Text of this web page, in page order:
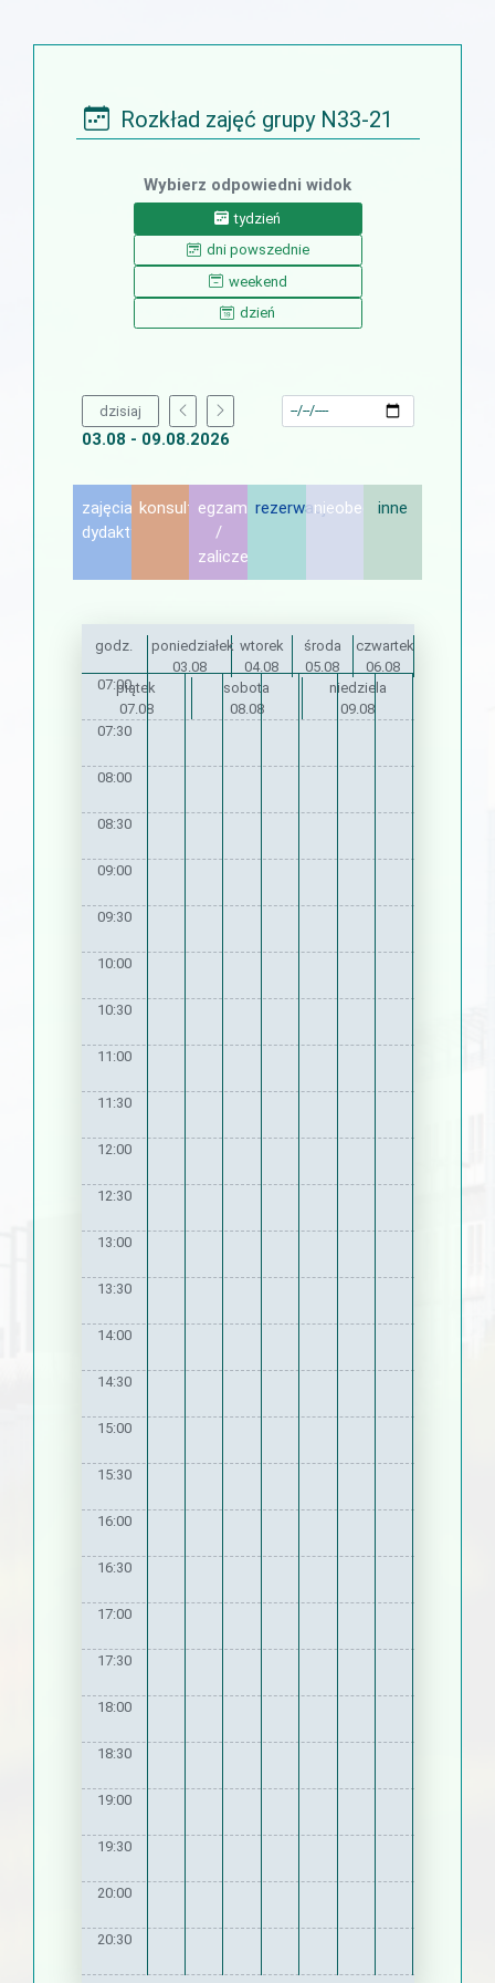
Rozkład zajęć grupy N33-21
Wybierz odpowiedni widok
tydzień
dni powszednie
weekend
dzień
dzisiaj
03.08 - 09.08.2026
zajęcia
dydaktyczne
konsultacjeegzamin
/
zaliczenie
rezerwacjenieobecność
inne
godz.
poniedziałek
03.08
wtorek
04.08
środa
05.08
czwartek
06.08
piątek
07.08
sobota
08.08
niedziela
09.08
07:00
07:30
08:00
08:30
09:00
09:30
10:00
10:30
11:00
11:30
12:00
12:30
13:00
13:30
14:00
14:30
15:00
15:30
16:00
16:30
17:00
17:30
18:00
18:30
19:00
19:30
20:00
20:30